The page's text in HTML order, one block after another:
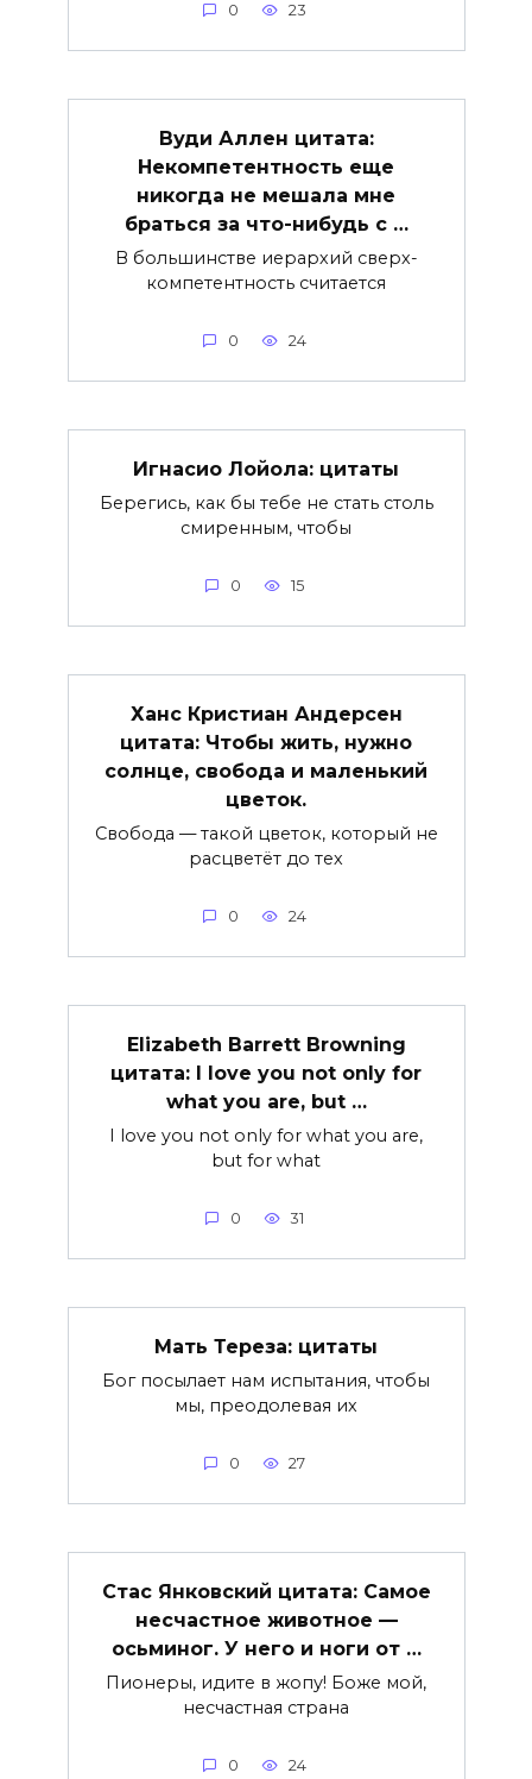
0 23
Вуди Аллен цитата:
Некомпетентность еще
никогда не мешала мне
браться за что-нибудь с …
В большинстве иерархий сверх-
компетентность считается
0 24
Игнасио Лойола: цитаты
Берегись, как бы тебе не стать столь
смиренным, чтобы
0 15
Ханс Кристиан Андерсен
цитата: Чтобы жить, нужно
солнце, свобода и маленький
цветок.
Свобода — такой цветок, который не
расцветёт до тех
0 24
Elizabeth Barrett Browning
цитата: I love you not only for
what you are, but …
I love you not only for what you are,
but for what
0 31
Мать Тереза: цитаты
Бог посылает нам испытания, чтобы
мы, преодолевая их
0 27
Стас Янковский цитата: Самое
несчастное животное —
осьминог. У него и ноги от …
Пионеры, идите в жопу! Боже мой,
несчастная страна
0 24